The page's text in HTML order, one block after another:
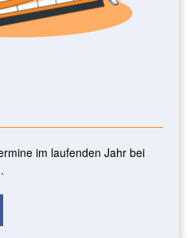
im laufenden Jahr bei